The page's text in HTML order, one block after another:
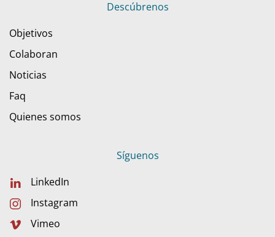
Descúbrenos
Objetivos
Colaboran
Noticias
Faq
Quienes somos
Síguenos
LinkedIn
Instagram
Vimeo